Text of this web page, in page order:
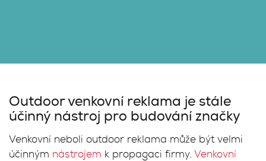
Outdoor venkovní reklama je stále
účinný nástroj pro budování značky
Venkovní neboli outdoor reklama může být velmi
účinným nástrojem k propagaci firmy. Venkovní